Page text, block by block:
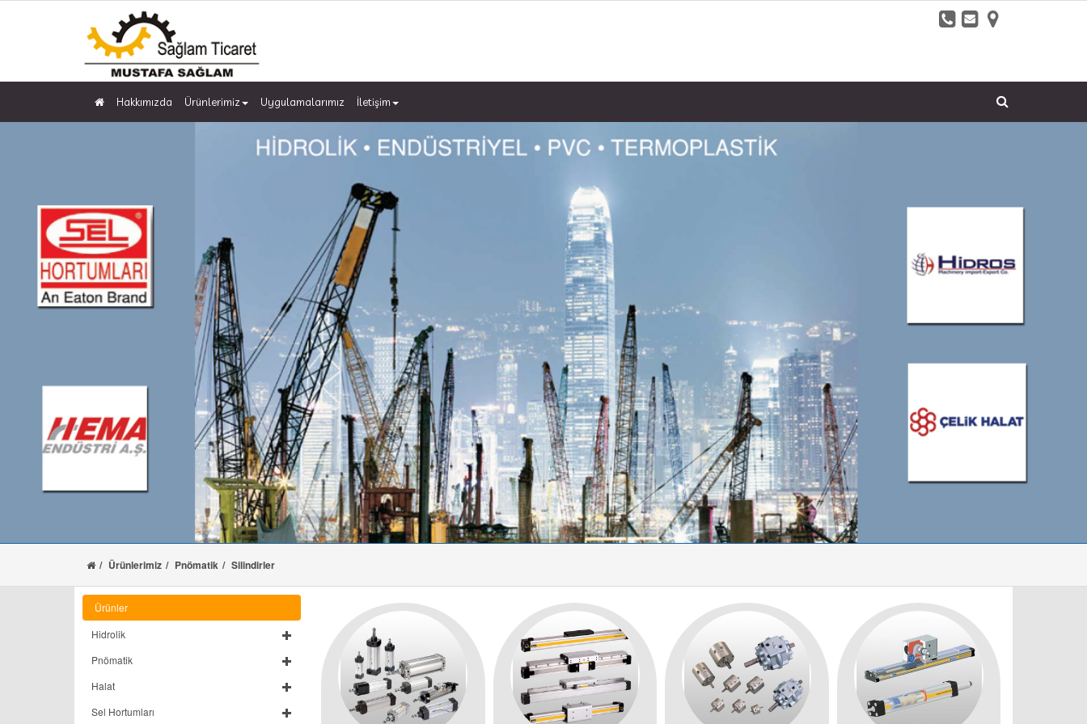
Hakkımızda Ürünlerimiz Uygulamalarımız İletişim
Ürünlerimiz Pnömatik Silindirler
Ürünler
Hidrolik
Pnömatik
Halat
Sel Hortumları